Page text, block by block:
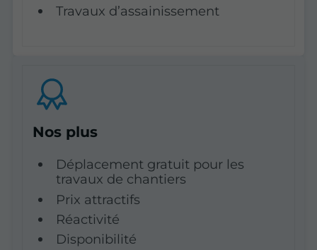
Travaux d’assainissement
Nos plus
Déplacement gratuit pour les
travaux de chantiers
Prix attractifs
Réactivité
Disponibilité